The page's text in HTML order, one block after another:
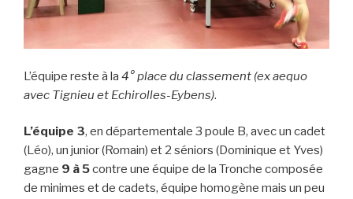
L’équipe reste à la 4° place du classement (ex aequo
avec Tignieu et Echirolles-Eybens).
L’équipe 3, en départementale 3 poule B, avec un cadet
(Léo), un junior (Romain) et 2 séniors (Dominique et Yves)
gagne 9 à 5contre une équipe de la Tronche composée
de minimes et de cadets, équipe homogène mais un peu